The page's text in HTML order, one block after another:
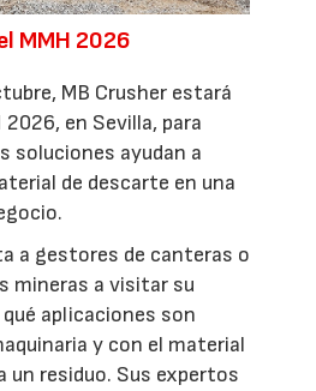
MMH 2026
MB Crusher estará
en Sevilla, para
soluciones ayudan a
de descarte en una
a gestores de canteras o
mineras a visitar su
aplicaciones son
y con el material
un residuo. Sus expertos